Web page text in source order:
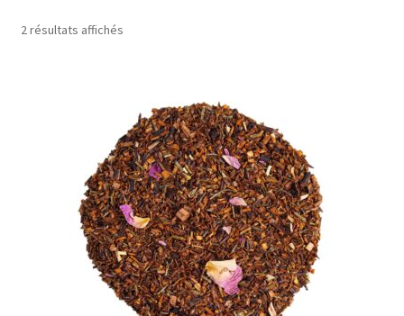
Sport
2 résultats affichésTrié
plus
ancien